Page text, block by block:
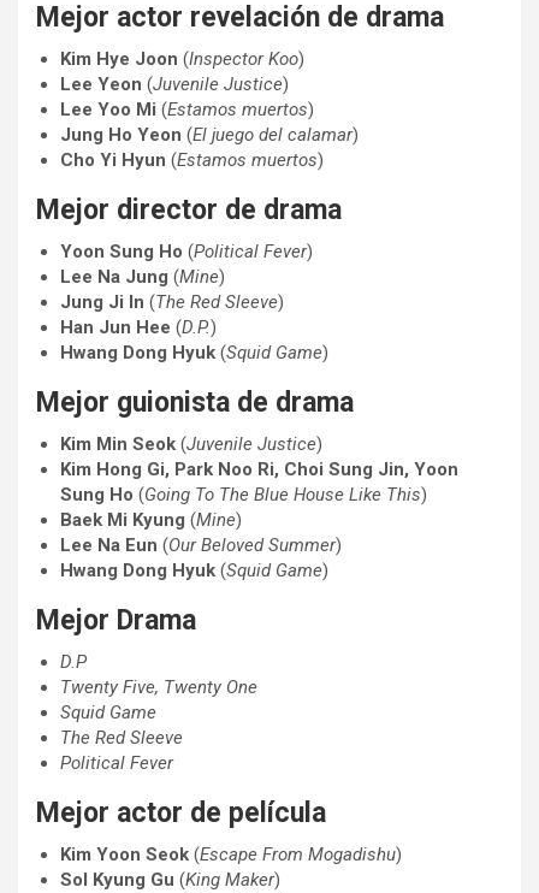
Mejor actor revelación de drama
Kim Hye Joon (Inspector Koo)
Lee Yeon (Juvenile Justice)
Lee Yoo Mi (Estamos muertos)
Jung Ho Yeon (El juego del calamar)
Cho Yi Hyun (Estamos muertos)
Mejor director de drama
Yoon Sung Ho (Political Fever)
Lee Na Jung (Mine)
Jung Ji In (The Red Sleeve)
Han Jun Hee (D.P.)
Hwang Dong Hyuk (Squid Game)
Mejor guionista de drama
Kim Min Seok (Juvenile Justice)
Kim Hong Gi, Park Noo Ri, Choi Sung Jin, Yoon
Sung Ho (Going To The Blue House Like This)
Baek Mi Kyung (Mine)
Lee Na Eun (Our Beloved Summer)
Hwang Dong Hyuk (Squid Game)
Mejor Drama
D.P
Twenty Five, Twenty One
Squid Game
The Red Sleeve
Political Fever
Mejor actor de película
Kim Yoon Seok (Escape From Mogadishu)
Sol Kyung Gu (King Maker)